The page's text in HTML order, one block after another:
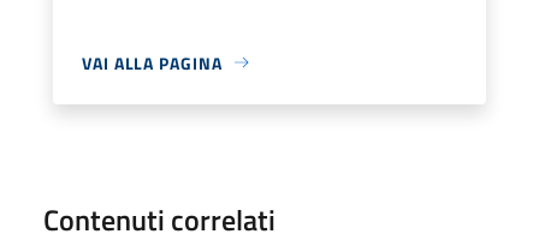
VAI ALLA PAGINA
Contenuti correlati